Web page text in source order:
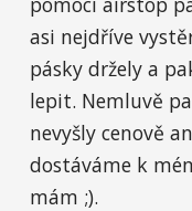
asi nejdříve
pásky držely a
lepit. Nemluvě
nevyšly cenově
dostáváme k
mám ;).